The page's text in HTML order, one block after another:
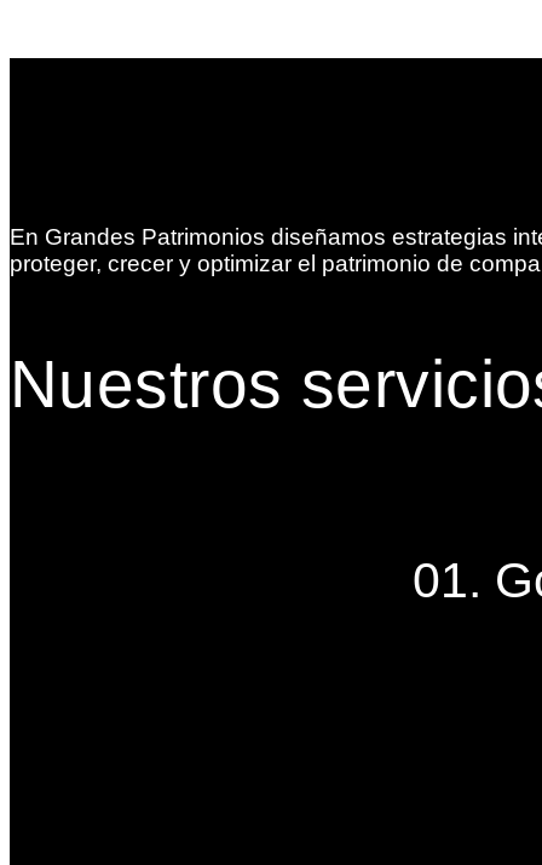
En Grandes Patrimonios diseñamos estrategias
proteger, crecer y optimizar el patrimonio de
Nuestros
01.